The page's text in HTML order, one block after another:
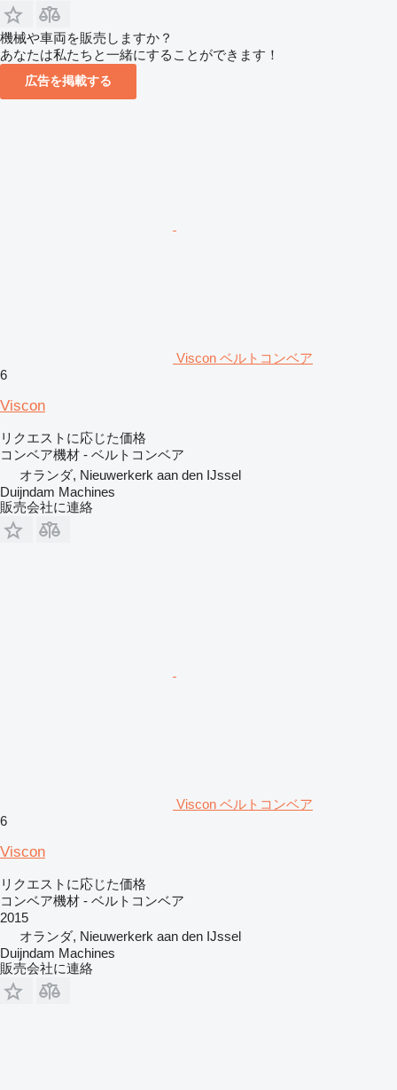
機械や車両を販売しますか？
あなたは私たちと一緒にすることができます！
広告を掲載する
Viscon ベルトコンベア
6
Viscon
リクエストに応じた価格
コンベア機材 - ベルトコンベア
オランダ, Nieuwerkerk aan den IJssel
Duijndam Machines
販売会社に連絡
Viscon ベルトコンベア
6
Viscon
リクエストに応じた価格
コンベア機材 - ベルトコンベア
2015
オランダ, Nieuwerkerk aan den IJssel
Duijndam Machines
販売会社に連絡